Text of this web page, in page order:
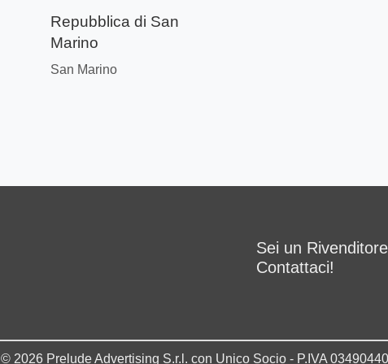
Repubblica di San
Marino
San Marino
Sei un
Contattaci!
© 2026 Prelude Advertising S.r.l. con Unico Socio - P.IVA